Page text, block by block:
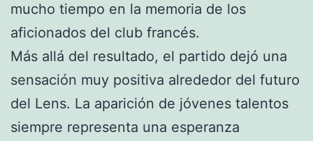
mucho tiempo en la memoria de los
aficionados del club francés.
Más allá del resultado, el partido dejó una
sensación muy positiva alrededor del futuro
del Lens. La aparición de jóvenes talentos
siempre representa una esperanza